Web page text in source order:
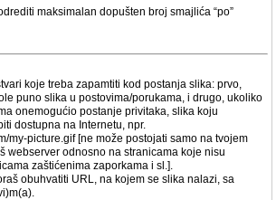
maksimalan dopušten broj smajlića “po”
koje treba zapamtiti kod postanja slika: prvo,
puno slika u postovima/porukama, i drugo, ukoliko
onemogućio postanje privitaka, slika koju
dostupna na Internetu, npr.
my-picture.gif [ne može postojati samo na tvojem
webserver odnosno na stranicama koje nisu
zaštićenima zaporkama i sl.].
obuhvatiti URL, na kojem se slika nalazi, sa